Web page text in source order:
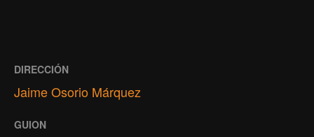
DIRECCIÓN
Jaime Osorio Márquez
GUION